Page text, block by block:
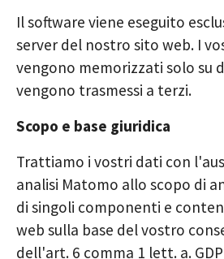
Il software viene eseguito
server del nostro sito web. I
vengono memorizzati solo su
vengono trasmessi a terzi.
Scopo e base giuridica
Trattiamo i vostri dati con
analisi Matomo allo scopo di
di singoli componenti e
web sulla base del vostro
dell'art. 6 comma 1 lett. a.